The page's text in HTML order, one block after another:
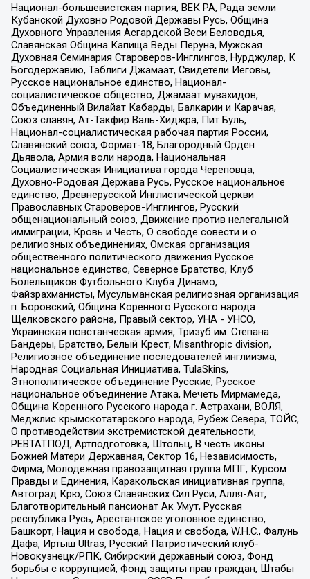
Национал-большевистская партия, ВЕК РА, Рада земли
Кубанской Духовно Родовой Державы Русь, Община
Духовного Управления Асгардской Веси Беловодья,
Славянская Община Капища Веды Перуна, Мужская
Духовная Семинария Староверов-Инглингов, Нурджулар, К
Богодержавию, Таблиги Джамаат, Свидетели Иеговы,
Русское национальное единство, Национал-
социалистическое общество, Джамаат мувахидов,
Объединенный Вилайат Кабарды, Балкарии и Карачая,
Союз славян, Ат-Такфир Валь-Хиджра, Пит Буль,
Национал-социалистическая рабочая партия России,
Славянский союз, Формат-18, Благородный Орден
Дьявола, Армия воли народа, Национальная
Социалистическая Инициатива города Череповца,
Духовно-Родовая Держава Русь, Русское национальное
единство, Древнерусской Инглистической церкви
Православных Староверов-Инглингов, Русский
общенациональный союз, Движение против нелегальной
иммиграции, Кровь и Честь, О свободе совести и о
религиозных объединениях, Омская организация
общественного политического движения Русское
национальное единство, Северное Братство, Клуб
Болельщиков Футбольного Клуба Динамо,
Файзрахманисты, Мусульманская религиозная организация
п. Боровский, Община Коренного Русского народа
Щелковского района, Правый сектор, УНА - УНСО,
Украинская повстанческая армия, Тризуб им. Степана
Бандеры, Братство, Белый Крест, Misanthropic division,
Религиозное объединение последователей инглиизма,
Народная Социальная Инициатива, TulaSkins,
Этнополитическое объединение Русские, Русское
национальное объединение Атака, Мечеть Мирмамеда,
Община Коренного Русского народа г. Астрахани, ВОЛЯ,
Меджлис крымскотатарского народа, Рубеж Севера, ТОЙС,
О противодействии экстремистской деятельности,
РЕВТАТПОД, Артподготовка, Штольц, В честь иконы
Божией Матери Державная, Сектор 16, Независимость,
Фирма, Молодежная правозащитная группа МПГ, Курсом
Правды и Единения, Каракольская инициативная группа,
Автоград Крю, Союз Славянских Сил Руси, Алля-Аят,
Благотворительный пансионат Ак Умут, Русская
республика Русь, Арестантское уголовное единство,
Башкорт, Нация и свобода, Нация и свобода, W.H.С., Фалунь
Дафа, Иртыш Ultras, Русский Патриотический клуб-
Новокузнецк/РПК, Сибирский державный союз, Фонд
борьбы с коррупцией, Фонд защиты прав граждан, Штабы